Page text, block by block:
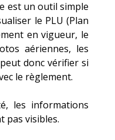
est un outil simple
le PLU (Plan
en vigueur, le
aériennes, les
donc vérifier si
le règlement.
les informations
pas visibles.